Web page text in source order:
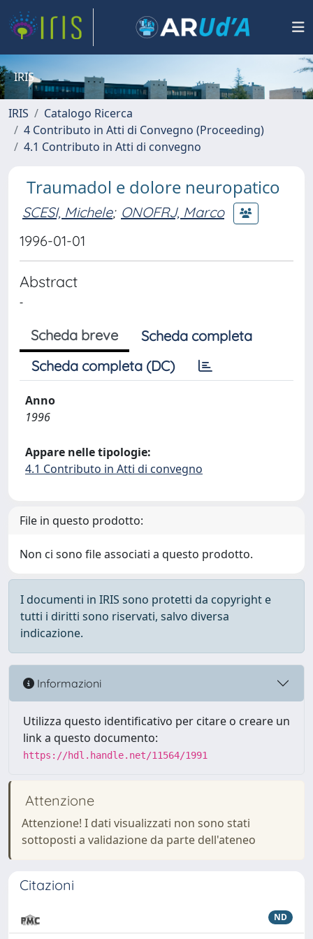
IRIS
IRIS
Catalogo Ricerca
4 Contributo in Atti di Convegno (Proceeding)
4.1 Contributo in Atti di convegno
Traumadol e dolore neuropatico
SCESI, Michele; ONOFRJ, Marco
1996-01-01
Abstract
-
Scheda breve
Scheda completa
Scheda completa (DC)
Anno
1996
Appare nelle tipologie:
4.1 Contributo in Atti di convegno
File in questo prodotto:
Non ci sono file associati a questo prodotto.
I documenti in IRIS sono protetti da copyright e
tutti i diritti sono riservati, salvo diversa
indicazione.
Informazioni
Utilizza questo identificativo per citare o creare un
link a questo documento:
https://hdl.handle.net/11564/1991
Attenzione
Attenzione! I dati visualizzati non sono stati
sottoposti a validazione da parte dell'ateneo
Citazioni
ND